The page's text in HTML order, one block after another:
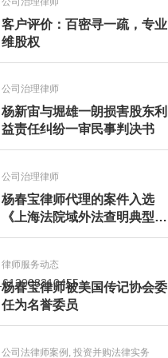
客户评价：百密寻一疏，专业
维股权
公司治理律师
杨新宙与堀雄一朗损害股东利
益责任纠纷一审民事判决书
公司治理律师
杨春宝律师代理的案件入选
《上海法院域外法查明典型案
例》
律师服务动态
杨春宝律师被美国传记协会委
任为名誉委员
公司法律师案例, 投资并购法律实务